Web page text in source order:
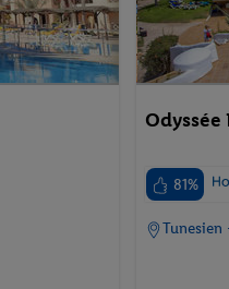
Odyssée
81%
Tunesien